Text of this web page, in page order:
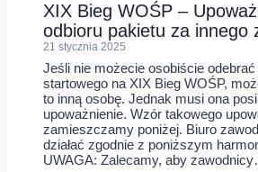
XIX Bieg WOŚP –
odbioru pakietu za innego
21 stycznia 2025
Jeśli nie możecie osobiście
startowego na XIX Bieg WOŚP,
to inną osobę. Jednak musi ona
upoważnienie. Wzór takowego
zamieszczamy poniżej. Biuro
działać zgodnie z poniższym
UWAGA: Zalecamy, aby